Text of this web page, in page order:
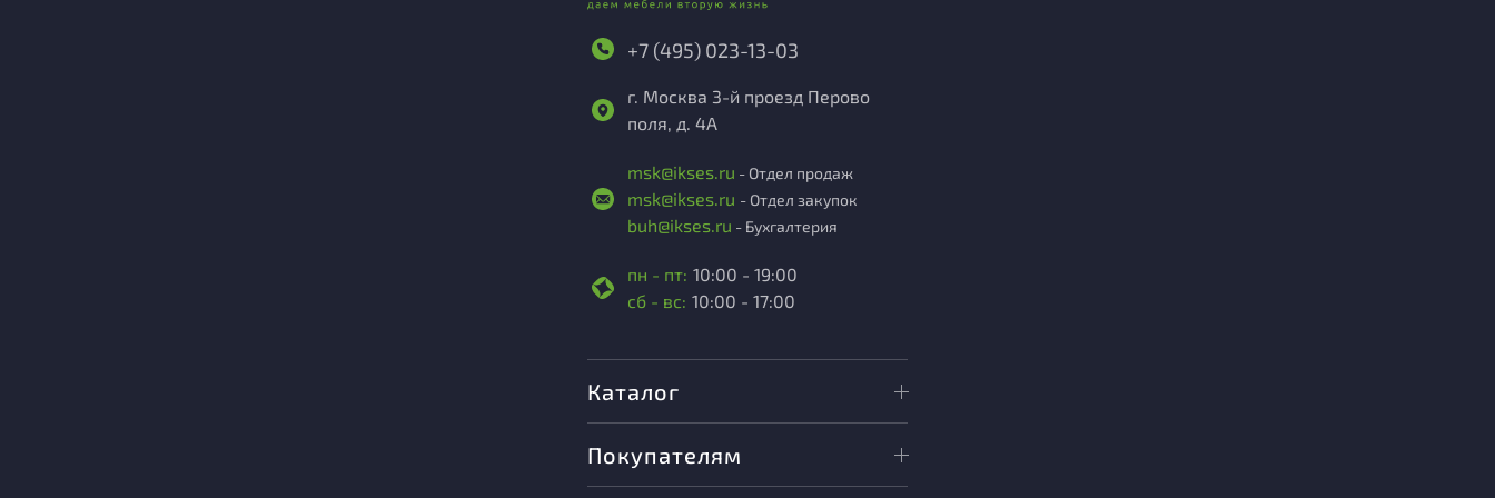
+7 (495) 023-13-03
г. Москва 3-й проезд Перово
поля, д. 4А
msk@ikses.ru - Отдел продаж
msk@ikses.ru - Отдел закупок
buh@ikses.ru - Бухгалтерия
пн - пт: 10:00 - 19:00
сб - вс: 10:00 - 17:00
Каталог
Покупателям